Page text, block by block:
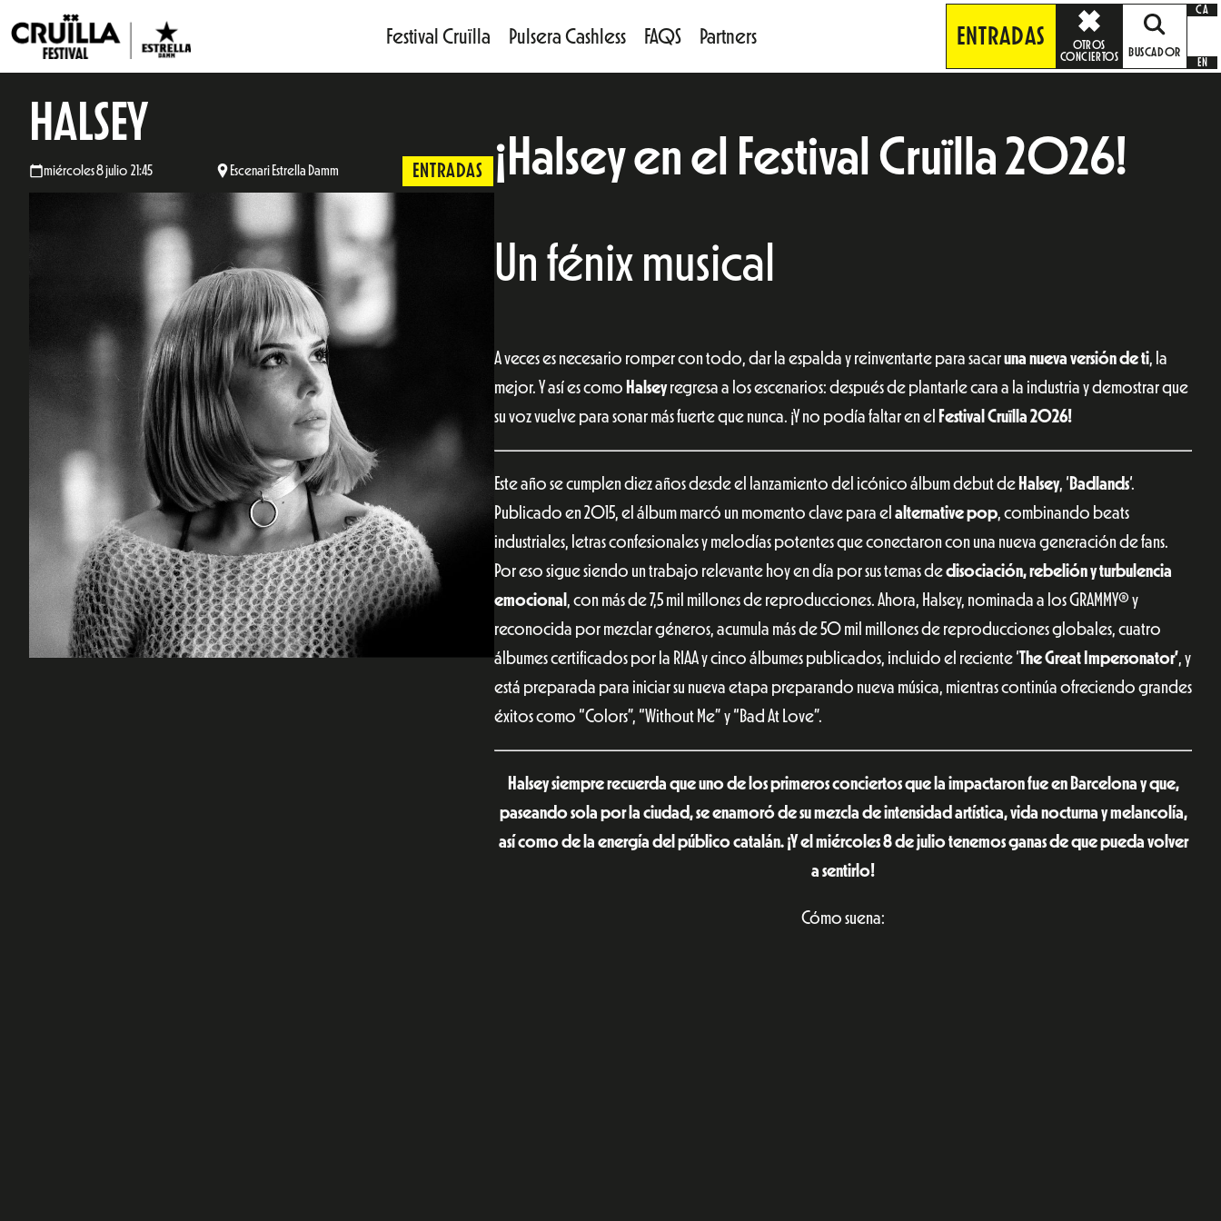
Festival Cruïlla Pulsera Cashless FAQS Partners ENTRADAS
OTROS
CONCIERTOS
BUSCADOR
CA
EN
HALSEY
miércoles 8 julio 21:45 Escenari Estrella Damm ENTRADAS
¡Halsey en el Festival Cruïlla 2026!
Un fénix musical
A veces es necesario romper con todo, dar la espalda y reinventarte para sacaruna nueva versión de ti, la
mejor. Y así es como Halseyregresa a los escenarios: después de plantarle cara a la industria y demostrar que
su voz vuelve para sonar más fuerte que nunca. ¡Y no podía faltar en el Festival Cruïlla 2026!
Este año se cumplen diez años desde el lanzamiento del icónico álbum debut de Halsey, ‘ Badlands‘.
Publicado en 2015, el álbum marcó un momento clave para el alternative pop, combinando beats
industriales, letras confesionales y melodías potentes que conectaron con una nueva generación de fans.
Por eso sigue siendo un trabajo relevante hoy en día por sus temas dedisociación, rebelión y turbulencia
emocional , con más de 7,5 mil millones de reproducciones. Ahora, Halsey, nominada a los GRAMMY® y
reconocida por mezclar géneros, acumula más de 50 mil millones de reproducciones globales, cuatro
álbumes certificados por la RIAA y cinco álbumes publicados, incluido el reciente ‘The Great Impersonator’, y
está preparada para iniciar su nueva etapa preparando nueva música, mientras continúa ofreciendo grandes
éxitos como “Colors”, “Without Me” y “Bad At Love”.
Halsey siempre recuerda que uno de los primeros conciertos que la impactaron fue en Barcelona y que,
paseando sola por la ciudad, se enamoró de su mezcla de intensidad artística, vida nocturna y melancolía,
así como de la energía del público catalán. ¡Y el miércoles 8 de julio tenemos ganas de que pueda volver
a sentirlo!
Cómo suena: